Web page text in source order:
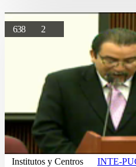
638 2
Institutos y Centros INTE-